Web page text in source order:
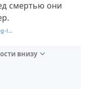
смертью они
l...
внизу